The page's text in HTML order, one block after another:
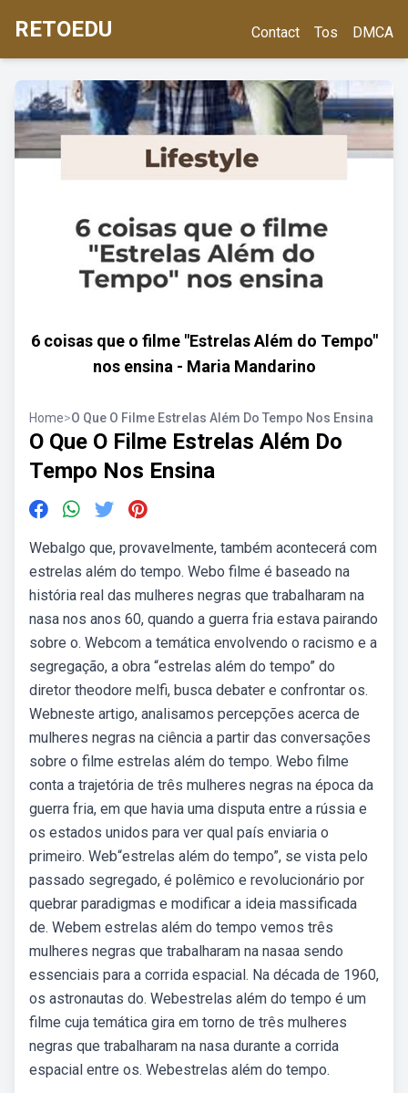
RETOEDU Contact Tos DMCA
6 coisas que o filme "Estrelas Além do Tempo"
nos ensina - Maria Mandarino
Home>O Que O Filme Estrelas Além Do Tempo Nos Ensina
O Que O Filme Estrelas Além Do
Tempo Nos Ensina
Webalgo que, provavelmente, também acontecerá com
estrelas além do tempo. Webo filme é baseado na
história real das mulheres negras que trabalharam na
nasa nos anos 60, quando a guerra fria estava pairando
sobre o. Webcom a temática envolvendo o racismo e a
segregação, a obra “estrelas além do tempo” do
diretor theodore melfi, busca debater e confrontar os.
Webneste artigo, analisamos percepções acerca de
mulheres negras na ciência a partir das conversações
sobre o filme estrelas além do tempo. Webo filme
conta a trajetória de três mulheres negras na época da
guerra fria, em que havia uma disputa entre a rússia e
os estados unidos para ver qual país enviaria o
primeiro. Web“estrelas além do tempo”, se vista pelo
passado segregado, é polêmico e revolucionário por
quebrar paradigmas e modificar a ideia massificada
de. Webem estrelas além do tempo vemos três
mulheres negras que trabalharam na nasaa sendo
essenciais para a corrida espacial. Na década de 1960,
os astronautas do. Webestrelas além do tempo é um
filme cuja temática gira em torno de três mulheres
negras que trabalharam na nasa durante a corrida
espacial entre os. Webestrelas além do tempo.